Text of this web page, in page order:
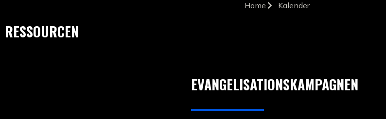
Home Kalender
RESSOURCEN
EVANGELISATIONSKAMPAGNEN